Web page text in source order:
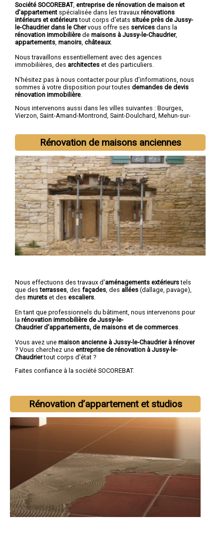
Société SOCOREBAT, entreprise de rénovation de maison et
d'appartement spécialisée dans les travaux rénovations
intérieurs et extérieurstout corps d'etats située près de Jussy-
le-Chaudrier dans le Chervous offre ses services dans la
rénovation immobilière de maisons à Jussy-le-Chaudrier,
appartements manoirs châteaux.
Nous travaillons essentiellement avec des agences
immobilières, des architectes et des particuliers.
N'hésitez pas à nous contacter pour plus d'informations, nous
sommes à votre disposition pour toutes demandes de devis
rénovation immobilière
Nous intervenons aussi dans les villes suivantes : Bourges,
Vierzon, Saint-Amand-Montrond, Saint-Doulchard, Mehun-sur-
Rénovation de maisons anciennes
Nous effectuons des travaux d'aménagements extérieurstels
que desterrasses , des façades , des allées (dallage, pavage),
des murets et des escaliers
En tant que professionnels du bâtiment, nous intervenons pour
la rénovation immobilière de Jussy-le-
Chaudrier d'appartements, de maisons et de commerces
Vous avez une maison ancienne à Jussy-le-Chaudrier à rénover
? Vous cherchez une entreprise de rénovation à Jussy-le-
Chaudriertout corps d'état ?
Faites confiance à la société SOCOREBAT.
Rénovation d’appartement et studios